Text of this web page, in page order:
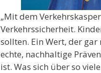
„Mit dem
Verkehrssicherheit.
sollten. Ein Wert, der gar
echte, nachhaltige
ist. Was sich über so